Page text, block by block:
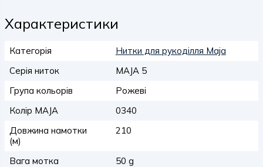
Характеристики
Категорія
Нитки для рукоділля Maja
Серія ниток
MAJA 5
Група кольорів
Рожеві
Колір MAJA
0340
Довжина намотки
(м)
210
Вага мотка
50 g